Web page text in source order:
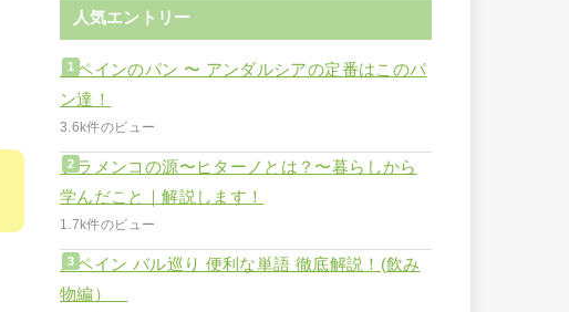
人気エントリー
スペインのパン 〜 アンダルシアの定番はこのパ
ン達！
3.6k件のビュー
フラメンコの源〜ヒターノとは？〜暮らしから
学んだこと｜解説します！
1.7k件のビュー
スペイン バル巡り 便利な単語 徹底解説！(飲み
物編）